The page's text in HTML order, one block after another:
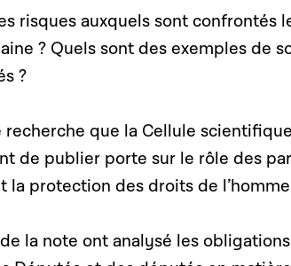
risques auxquels sont confrontés
? Quels sont des exemples de
?
recherche que la Cellule
de publier porte sur le rôle des
la protection des droits de
la note ont analysé les